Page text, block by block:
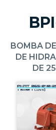
BOMBA
DE
DE